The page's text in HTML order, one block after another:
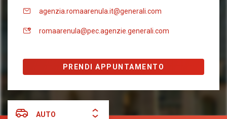
agenzia.romaarenula.it@generali.com
romaarenula@pec.agenzie.generali.com
PRENDI APPUNTAMENTO
AUTO